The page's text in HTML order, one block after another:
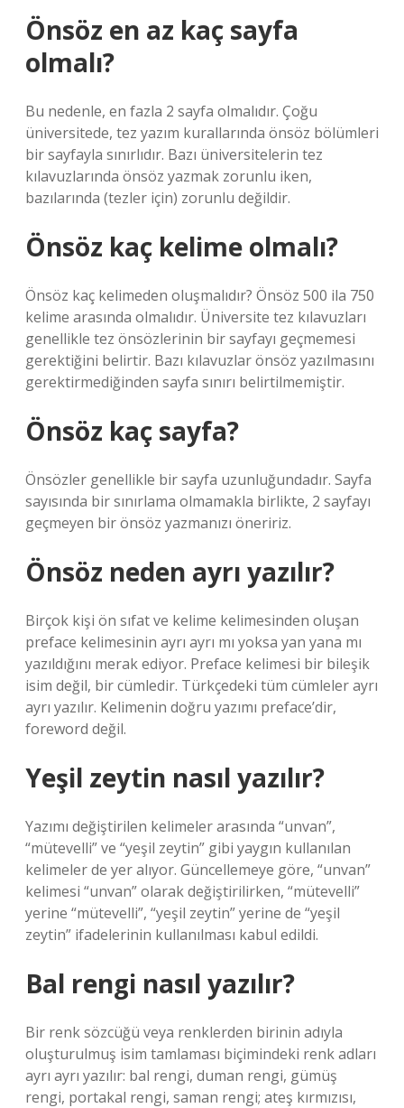
Önsöz en az kaç sayfa
olmalı?
Bu nedenle, en fazla 2 sayfa olmalıdır. Çoğu
üniversitede, tez yazım kurallarında önsöz bölümleri
bir sayfayla sınırlıdır. Bazı üniversitelerin tez
kılavuzlarında önsöz yazmak zorunlu iken,
bazılarında (tezler için) zorunlu değildir.
Önsöz kaç kelime olmalı?
Önsöz kaç kelimeden oluşmalıdır? Önsöz 500 ila 750
kelime arasında olmalıdır. Üniversite tez kılavuzları
genellikle tez önsözlerinin bir sayfayı geçmemesi
gerektiğini belirtir. Bazı kılavuzlar önsöz yazılmasını
gerektirmediğinden sayfa sınırı belirtilmemiştir.
Önsöz kaç sayfa?
Önsözler genellikle bir sayfa uzunluğundadır. Sayfa
sayısında bir sınırlama olmamakla birlikte, 2 sayfayı
geçmeyen bir önsöz yazmanızı öneririz.
Önsöz neden ayrı yazılır?
Birçok kişi ön sıfat ve kelime kelimesinden oluşan
preface kelimesinin ayrı ayrı mı yoksa yan yana mı
yazıldığını merak ediyor. Preface kelimesi bir bileşik
isim değil, bir cümledir. Türkçedeki tüm cümleler ayrı
ayrı yazılır. Kelimenin doğru yazımı preface’dir,
foreword değil.
Yeşil zeytin nasıl yazılır?
Yazımı değiştirilen kelimeler arasında “unvan”,
“mütevelli” ve “yeşil zeytin” gibi yaygın kullanılan
kelimeler de yer alıyor. Güncellemeye göre, “unvan”
kelimesi “unvan” olarak değiştirilirken, “mütevelli”
yerine “mütevelli”, “yeşil zeytin” yerine de “yeşil
zeytin” ifadelerinin kullanılması kabul edildi.
Bal rengi nasıl yazılır?
Bir renk sözcüğü veya renklerden birinin adıyla
oluşturulmuş isim tamlaması biçimindeki renk adları
ayrı ayrı yazılır: bal rengi, duman rengi, gümüş
rengi, portakal rengi, saman rengi; ateş kırmızısı,